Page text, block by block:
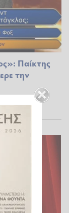
Παίκτης
την